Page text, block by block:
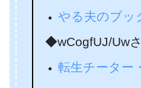
やる夫のブッ
◆wCogfUJ/Uw
転生チーター